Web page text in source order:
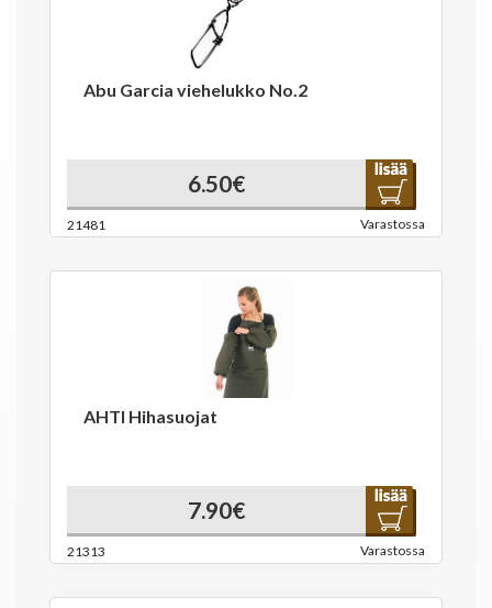
Abu Garcia viehelukko No.2
6.50€
21481 Varastossa
AHTI Hihasuojat
7.90€
21313 Varastossa